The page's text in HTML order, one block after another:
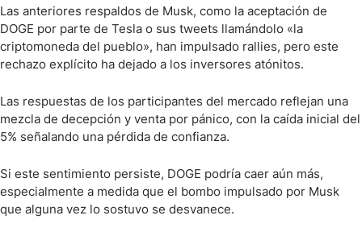
Las anteriores respaldos de Musk, como la aceptación de
DOGE por parte de Tesla o sus tweets llamándolo «la
criptomoneda del pueblo», han impulsado rallies, pero este
rechazo explícito ha dejado a los inversores atónitos.
Las respuestas de los participantes del mercado reflejan una
mezcla de decepción y venta por pánico, con la caída inicial del
5% señalando una pérdida de confianza.
Si este sentimiento persiste, DOGE podría caer aún más,
especialmente a medida que el bombo impulsado por Musk
que alguna vez lo sostuvo se desvanece.